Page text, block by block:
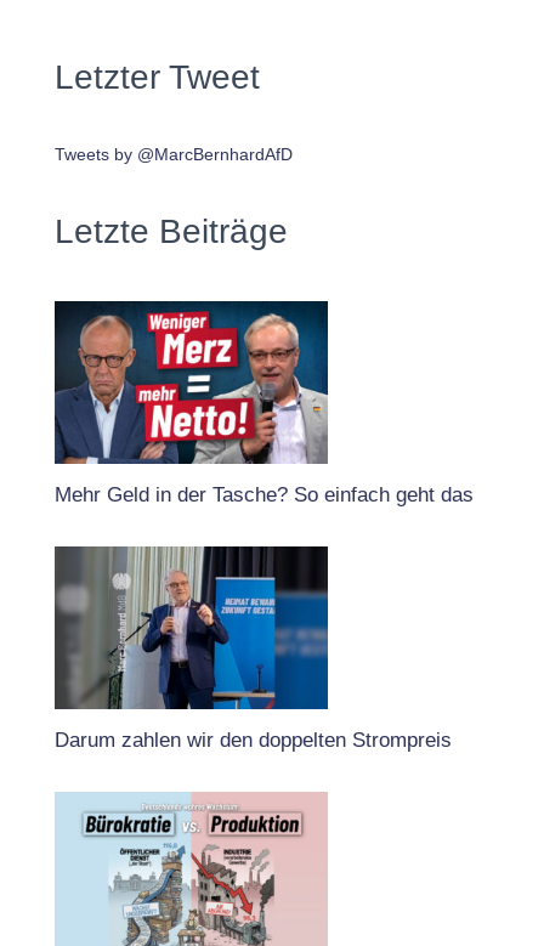
Letzter Tweet
Tweets by @MarcBernhardAfD
Letzte Beiträge
Mehr Geld in der Tasche? So einfach geht das
Darum zahlen wir den doppelten Strompreis